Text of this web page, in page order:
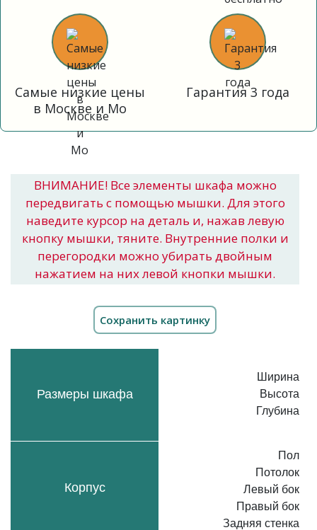
Самые низкие цены
в Москве и Мо
Гарантия 3 года
ВНИМАНИЕ! Все элементы шкафа можно
передвигать с помощью мышки. Для этого
наведите курсор на деталь и, нажав левую
кнопку мышки, тяните. Внутренние полки и
перегородки можно убирать двойным
нажатием на них левой кнопки мышки.
Размеры шкафа
Корпус
Ширина
Высота
Глубина
Пол
Потолок
Левый бок
Правый бок
Задняя стенка